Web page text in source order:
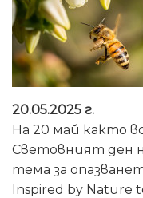
20.05.2025 г.
На 20 май както
Световният ден
тема за
Inspired by Nature